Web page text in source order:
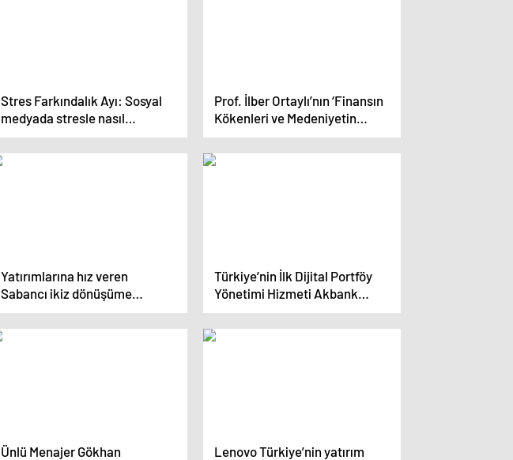
Stres Farkındalık Ayı: Sosyal
medyada stresle nasıl
mücadele edilir?
Prof. İlber Ortaylı’nın ‘Finansın
Kökenleri ve Medeniyetin
Yükselişi’ Oturumu Bayram
Sonrası IFW’24’te
Yatırımlarına hız veren
Sabancı ikiz dönüşüme
öncülük etmeyi sürdürüyor
Türkiye’nin İlk Dijital Portföy
Yönetimi Hizmeti Akbank
Mobil’de!
Ünlü Menajer Gökhan
Lenovo Türkiye’nin yatırım